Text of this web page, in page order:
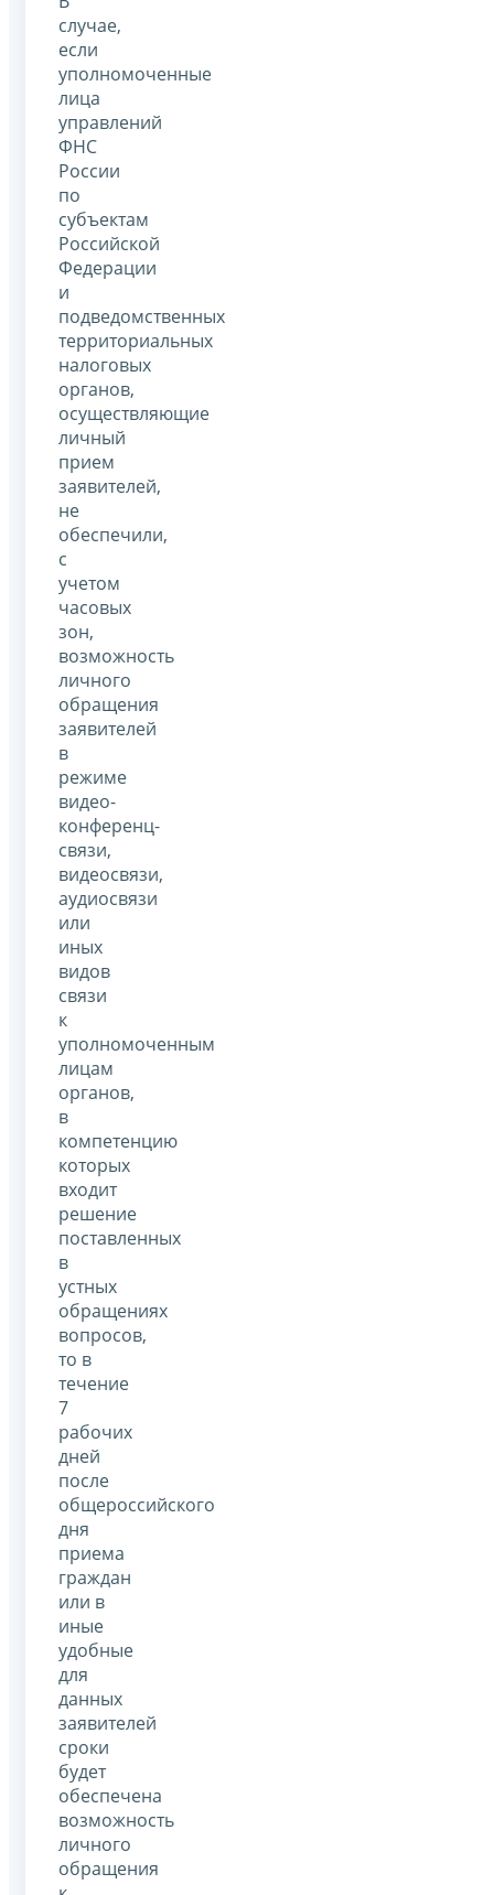
случае,
если
уполномоченные
лица
управлений
ФНС
России
по
субъектам
Российской
Федерации
и
подведомственных
территориальных
налоговых
органов,
осуществляющие
личный
прием
заявителей,
не
обеспечили,
с
учетом
часовых
зон,
возможность
личного
обращения
заявителей
в
режиме
видео-
конференц-
связи,
видеосвязи,
аудиосвязи
или
иных
видов
связи
к
уполномоченным
лицам
органов,
в
компетенцию
которых
входит
решение
поставленных
в
устных
обращениях
вопросов,
то в
течение
7
рабочих
дней
после
общероссийского
дня
приема
граждан
или в
иные
удобные
для
данных
заявителей
сроки
будет
обеспечена
возможность
личного
обращения